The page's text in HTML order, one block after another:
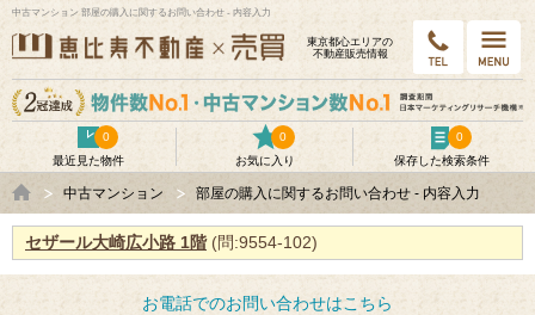
中古マンション 部屋の購入に関するお問い合わせ - 内容入力
東京都⼼エリアの
不動産販売情報
最近見た物件
0
お気に入り
0
保存した検索条件
0
中古マンション 部屋の購入に関するお問い合わせ - 内容入力
セザール大崎広小路 1階(問:9554-102)
お電話でのお問い合わせはこちら